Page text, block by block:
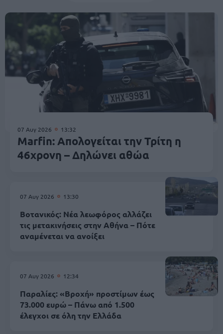
07 Αυγ 2026 13:32
Marfin: Απολογείται την Τρίτη η
46χρονη – Δηλώνει αθώα
07 Αυγ 2026 13:30
Βοτανικός: Νέα λεωφόρος αλλάζει
τις μετακινήσεις στην Αθήνα – Πότε
αναμένεται να ανοίξει
07 Αυγ 2026 12:34
Παραλίες: «Βροχή» προστίμων έως
73.000 ευρώ – Πάνω από 1.500
έλεγχοι σε όλη την Ελλάδα